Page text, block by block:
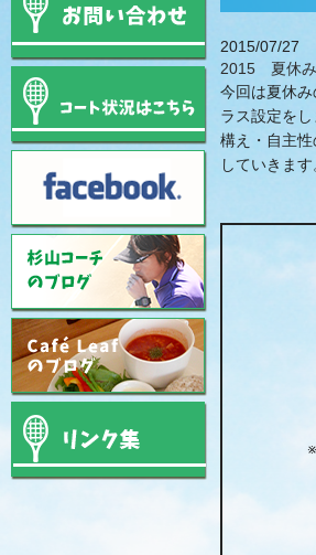
2015/07/27
2015 夏休み
今回は夏休
ラス設定を
構え・自主
していきます